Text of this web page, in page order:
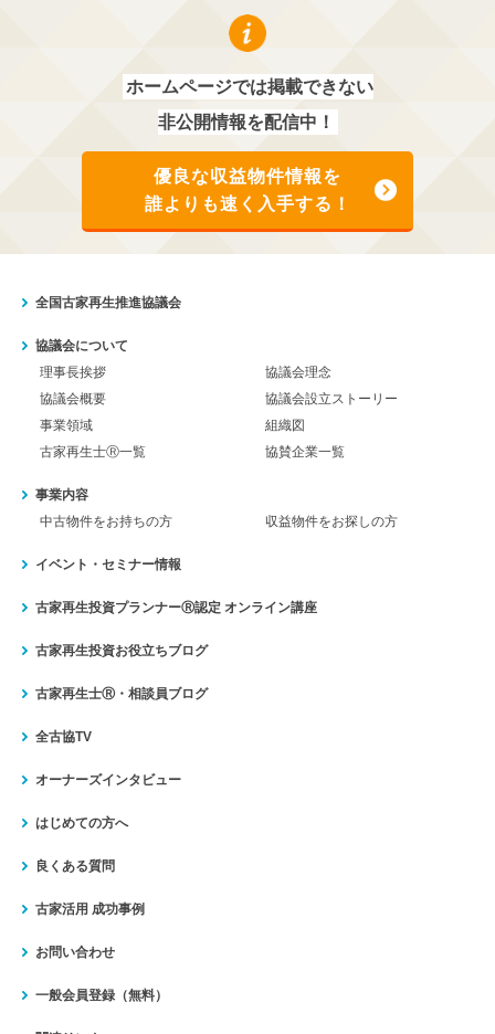
ホームページでは掲載できない
非公開情報を配信中！
優良な収益物件情報を
誰よりも速く入手する！
全国古家再生推進協議会
協議会について
理事長挨拶
協議会理念
協議会概要
協議会設立ストーリー
事業領域
組織図
古家再生士Ⓡ一覧
協賛企業一覧
事業内容
中古物件をお持ちの方
収益物件をお探しの方
イベント・セミナー情報
古家再生投資プランナーⓇ認定 オンライン講座
古家再生投資お役立ちブログ
古家再生士Ⓡ・相談員ブログ
全古協TV
オーナーズインタビュー
はじめての方へ
良くある質問
古家活用 成功事例
お問い合わせ
一般会員登録（無料）